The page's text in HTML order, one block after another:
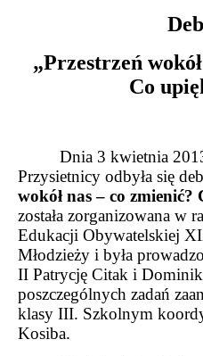
„Przestrzeń
Co
Dnia 3 kwietnia
Przysietnicy odbyła się
wokół nas – co zmienić?
została zorganizowana w
Edukacji Obywatelskiej
Młodzieży i była
II Patrycję Citak i
poszczególnych zadań
klasy III. Szkolnym
Kosiba.